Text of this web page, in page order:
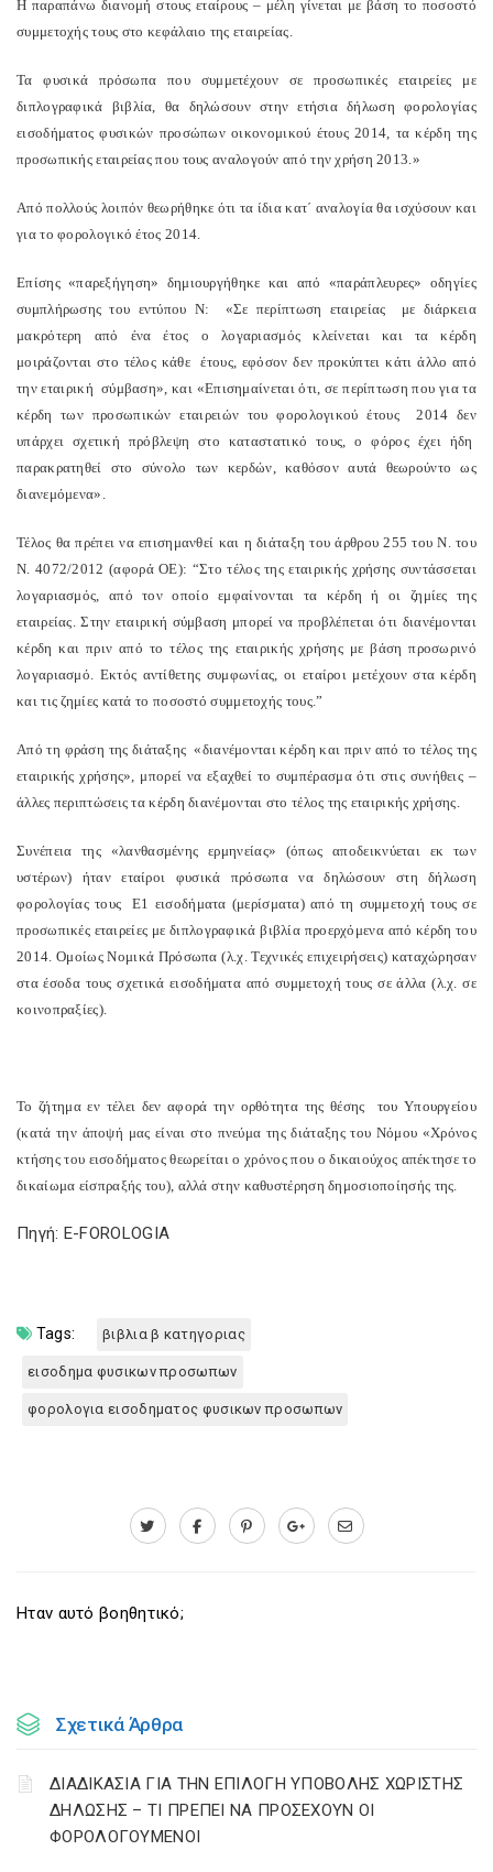
Η παραπάνω διανομή στους εταίρους – μέλη γίνεται με βάση το ποσοστό
συμμετοχής τους στο κεφάλαιο της εταιρείας.
Τα φυσικά πρόσωπα που συμμετέχουν σε προσωπικές εταιρείες με
διπλογραφικά βιβλία, θα δηλώσουν στην ετήσια δήλωση φορολογίας
εισοδήματος φυσικών προσώπων οικονομικού έτους 2014, τα κέρδη της
προσωπικής εταιρείας που τους αναλογούν από την χρήση 2013.»
Από πολλούς λοιπόν θεωρήθηκε ότι τα ίδια κατ΄ αναλογία θα ισχύσουν και
για το φορολογικό έτος 2014.
Επίσης «παρεξήγηση» δημιουργήθηκε και από «παράπλευρες» οδηγίες
συμπλήρωσης του εντύπου Ν: «Σε περίπτωση εταιρείας με διάρκεια
μακρότερη από ένα έτος ο λογαριασμός κλείνεται και τα κέρδη
μοιράζονται στο τέλος κάθε έτους, εφόσον δεν προκύπτει κάτι άλλο από
την εταιρική σύμβαση», και «Επισημαίνεται ότι, σε περίπτωση που για τα
κέρδη των προσωπικών εταιρειών του φορολογικού έτους 2014 δεν
υπάρχει σχετική πρόβλεψη στο καταστατικό τους, ο φόρος έχει ήδη
παρακρατηθεί στο σύνολο των κερδών, καθόσον αυτά θεωρούντο ως
διανεμόμενα».
Τέλος θα πρέπει να επισημανθεί και η διάταξη του άρθρου 255 του Ν. του
Ν. 4072/2012 (αφορά ΟΕ): “Στο τέλος της εταιρικής χρήσης συντάσσεται
λογαριασμός, από τον οποίο εμφαίνονται τα κέρδη ή οι ζημίες της
εταιρείας. Στην εταιρική σύμβαση μπορεί να προβλέπεται ότι διανέμονται
κέρδη και πριν από το τέλος της εταιρικής χρήσης με βάση προσωρινό
λογαριασμό. Εκτός αντίθετης συμφωνίας, οι εταίροι μετέχουν στα κέρδη
και τις ζημίες κατά το ποσοστό συμμετοχής τους.”
Από τη φράση της διάταξης «διανέμονται κέρδη και πριν από το τέλος της
εταιρικής χρήσης», μπορεί να εξαχθεί το συμπέρασμα ότι στις συνήθεις –
άλλες περιπτώσεις τα κέρδη διανέμονται στο τέλος της εταιρικής χρήσης.
Συνέπεια της «λανθασμένης ερμηνείας» (όπως αποδεικνύεται εκ των
υστέρων) ήταν εταίροι φυσικά πρόσωπα να δηλώσουν στη δήλωση
φορολογίας τους Ε1 εισοδήματα (μερίσματα) από τη συμμετοχή τους σε
προσωπικές εταιρείες με διπλογραφικά βιβλία προερχόμενα από κέρδη του
2014. Ομοίως Νομικά Πρόσωπα (λ.χ. Τεχνικές επιχειρήσεις) καταχώρησαν
στα έσοδα τους σχετικά εισοδήματα από συμμετοχή τους σε άλλα (λ.χ. σε
κοινοπραξίες).
Το ζήτημα εν τέλει δεν αφορά την ορθότητα της θέσης του Υπουργείου
(κατά την άποψή μας είναι στο πνεύμα της διάταξης του Νόμου «Χρόνος
κτήσης του εισοδήματος θεωρείται ο χρόνος που ο δικαιούχος απέκτησε το
δικαίωμα είσπραξής του), αλλά στην καθυστέρηση δημοσιοποίησής της.
Πηγή: E-FOROLOGIA
Tags: βιβλια β κατηγοριας
εισοδημα φυσικων προσωπων
φορολογια εισοδηματος φυσικων προσωπων
Ηταν αυτό βοηθητικό;
Σχετικά Άρθρα
ΔΙΑΔΙΚΑΣΙΑ ΓΙΑ ΤΗΝ ΕΠΙΛΟΓΗ ΥΠΟΒΟΛΗΣ ΧΩΡΙΣΤΗΣ
ΔΗΛΩΣΗΣ – ΤΙ ΠΡΕΠΕΙ ΝΑ ΠΡΟΣΕΧΟΥΝ ΟΙ
ΦΟΡΟΛΟΓΟΥΜΕΝΟΙ